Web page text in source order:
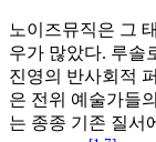
노이즈뮤직은 그
우가 많았다. 루솔
진영의 반사회적
은 전위 예술가들
는 종종 기존 질서